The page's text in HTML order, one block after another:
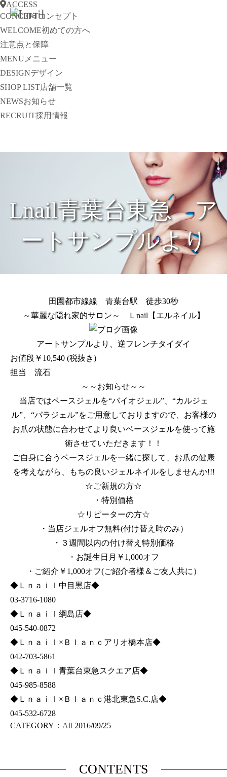
ACCESS
CONCEPTコンセプト
WELCOME初めての方へ
注意点と保障
MENU メニュー
DESIGNデザイン
SHOP LIST店舗一覧
NEWSお知らせ
RECRUIT採用情報
Lnail青葉台東急 ア
ートサンプルより
田園都市線線 青葉台駅 徒歩30秒
～華麗な隠れ家的サロン～ Ｌnail【エルネイル】
アートサンプルより、逆フレンチタイダイ
お値段￥10,540 (税抜き)
担当 流石
～～お知らせ～～
当店ではベースジェルを“バイオジェル”、“カルジェ
ル”、“パラジェル”をご用意しておりますので、お客様の
お爪の状態に合わせてより良いベースジェルを使って施
術させていただきます！！
ご自身に合うベースジェルを一緒に探して、お爪の健康
を考えながら、もちの良いジェルネイルをしませんか!!!
☆ご新規の方☆
・特別価格
☆リピーターの方☆
・当店ジェルオフ無料(付け替え時のみ）
・３週間以内の付け替え特別価格
・お誕生日月￥1,000オフ
・ご紹介￥1,000オフ(ご紹介者様＆ご友人共に）
◆Ｌｎａｉｌ中目黒店◆
03-3716-1080
◆Ｌｎａｉｌ綱島店◆
045-540-0872
◆Ｌｎａｉｌ×Ｂｌａｎｃアリオ橋本店◆
042-703-5861
◆Ｌｎａｉｌ青葉台東急スクエア店◆
045-985-8588
◆Ｌｎａｉｌ×Ｂｌａｎｃ港北東急S.C.店◆
045-532-6728
CATEGORY： All 2016/09/25
CONTENTS